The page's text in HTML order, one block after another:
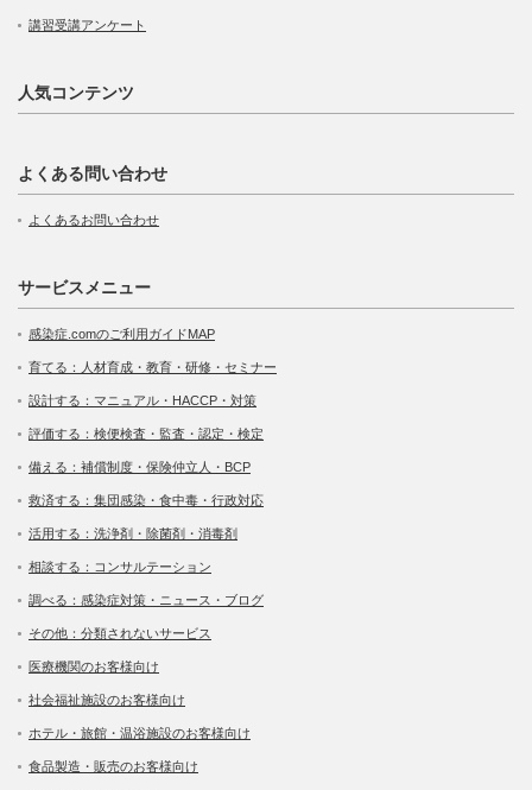
講習受講アンケート
人気コンテンツ
よくある問い合わせ
よくあるお問い合わせ
サービスメニュー
感染症.comのご利用ガイドMAP
育てる：人材育成・教育・研修・セミナー
設計する：マニュアル・HACCP・対策
評価する：検便検査・監査・認定・検定
備える：補償制度・保険仲立人・BCP
救済する：集団感染・食中毒・行政対応
活用する：洗浄剤・除菌剤・消毒剤
相談する：コンサルテーション
調べる：感染症対策・ニュース・ブログ
その他：分類されないサービス
医療機関のお客様向け
社会福祉施設のお客様向け
ホテル・旅館・温浴施設のお客様向け
食品製造・販売のお客様向け